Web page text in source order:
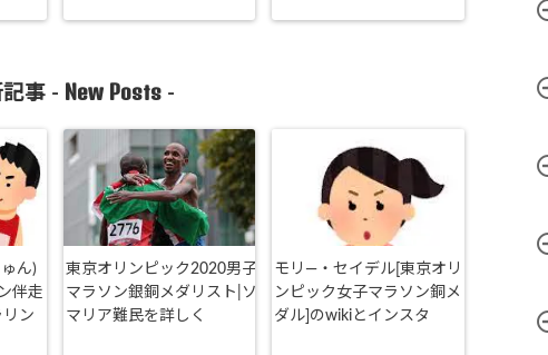
事 - New Posts -
ん)
伴走
ン
東京オリンピック2020男子
マラソン銀銅メダリスト|ソ
マリア難民を詳しく
モリ―・セイデル[東京オリ
ンピック女子マラソン銅メ
ダル]のwikiとインスタ